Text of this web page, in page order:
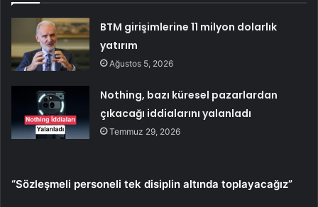
BTM girişimlerine 11 milyon dolarlık
yatırım
Ağustos 5, 2026
Nothing, bazı küresel pazarlardan
çıkacağı iddialarını yalanladı
Temmuz 29, 2026
“Sözleşmeli personeli tek disiplin altında toplayacağız”